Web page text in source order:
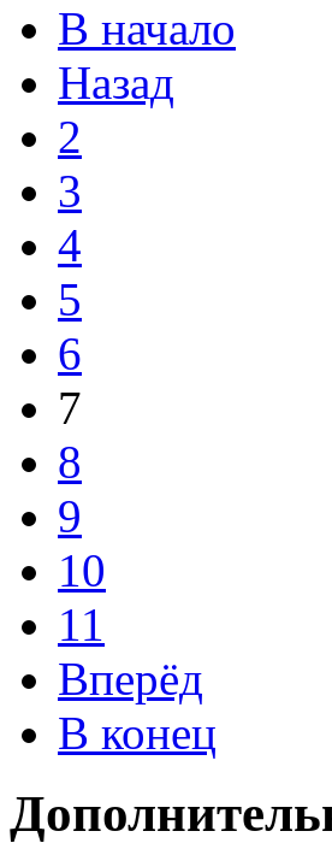
В начало
Назад
2
3
4
5
6
7
8
9
10
11
Вперёд
В конец